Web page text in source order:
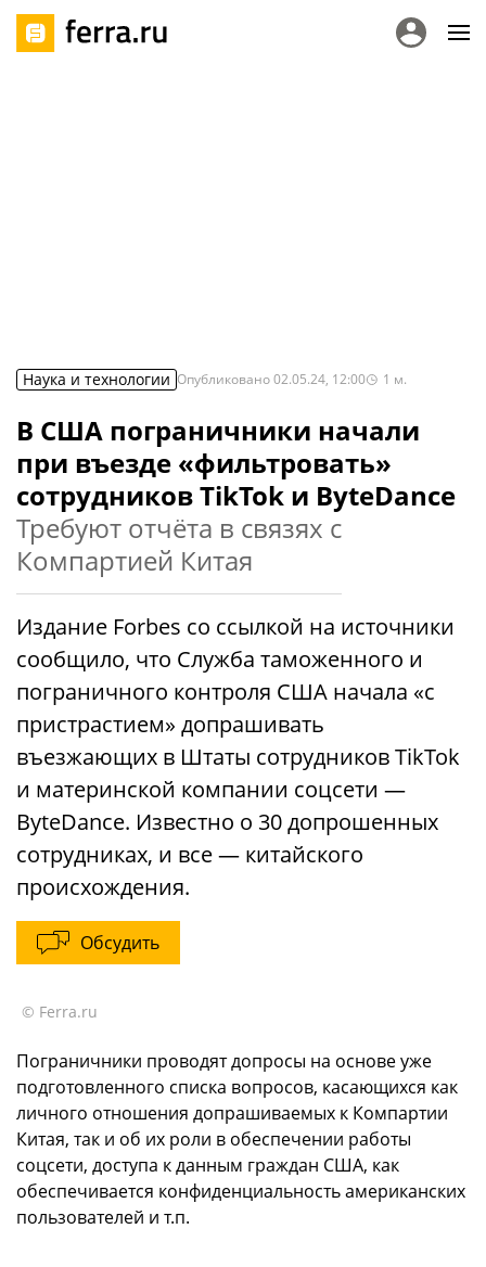
Наука и технологии Опубликовано02.05.24, 12:00 1 м.
В США пограничники начали
при въезде «фильтровать»
сотрудников TikTok и ByteDance
Требуют отчёта в связях с
Компартией Китая
Издание Forbes со ссылкой на источники
сообщило, что Служба таможенного и
пограничного контроля США начала «с
пристрастием» допрашивать
въезжающих в Штаты сотрудников TikTok
и материнской компании соцсети —
ByteDance. Известно о 30 допрошенных
сотрудниках, и все — китайского
происхождения.
Обсудить
© Ferra.ru
Пограничники проводят допросы на основе уже
подготовленного списка вопросов, касающихся как
личного отношения допрашиваемых к Компартии
Китая, так и об их роли в обеспечении работы
соцсети, доступа к данным граждан США, как
обеспечивается конфиденциальность американских
пользователей и т.п.